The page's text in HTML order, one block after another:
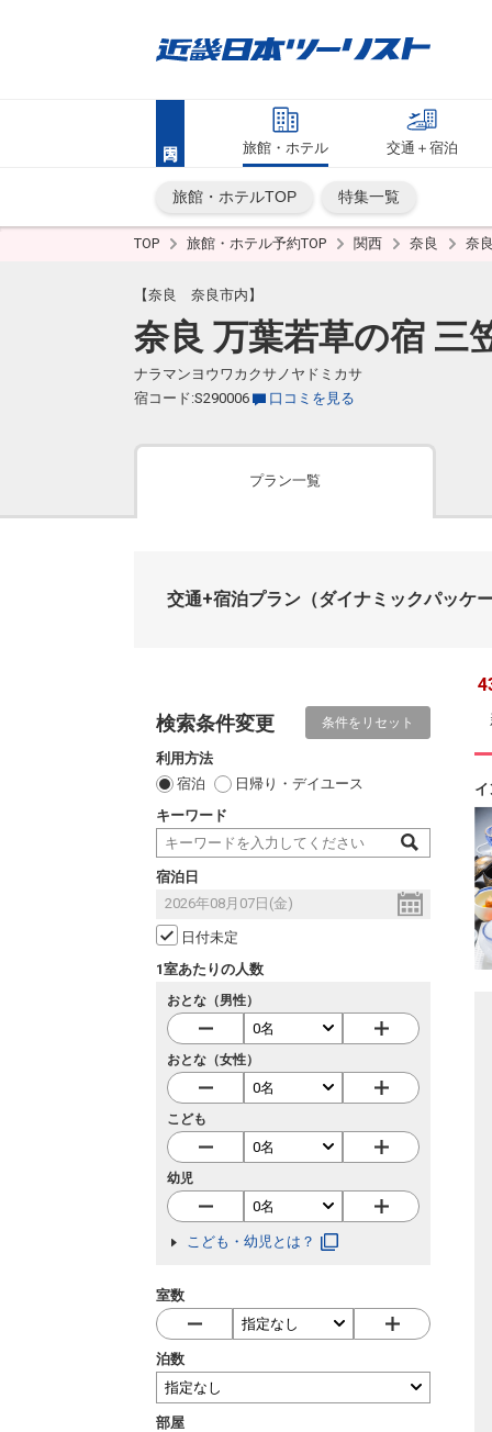
旅館・ホテル 交通＋宿泊
旅館・ホテルTOP 特集一覧
TOP 旅館・ホテル予約TOP 関西 奈良 奈
【奈良 奈良市内】
奈良 万葉若草の宿 三
ナラマンヨウワカクサノヤドミカサ
宿コード:S290006
口コミを見る
プラン一覧
交通+宿泊プラン （ダイナミックパッケ
検索条件変更 条件をリセット
利用方法
宿泊
日帰り・デイユース
キーワード
宿泊日
日付未定
1室あたりの人数
おとな（男性）
おとな（女性）
こども
幼児
こども・幼児とは？
室数
泊数
部屋